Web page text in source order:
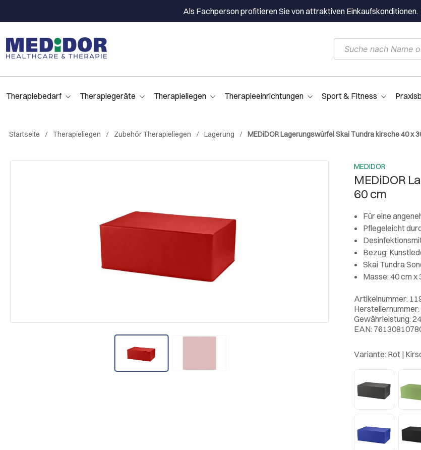
Als Fachperson profitieren Sie von attraktiven
Therapiebedarf Therapiegeräte Therapieliegen Therapieeinrichtungen Sport & Fitness
Startseite Therapieliegen Zubehör Therapieliegen Lagerung MEDiDOR Lagerungswürfel Skai Tundra kirsche 40 x
MEDIDOR
MEDiDOR
60 cm
Für eine
Pflegeleicht
Bezug:
Skai Tundra
Masse: 40 cm x
Artikelnummer:
Gewährleistung:
EAN:
Variante: Rot |